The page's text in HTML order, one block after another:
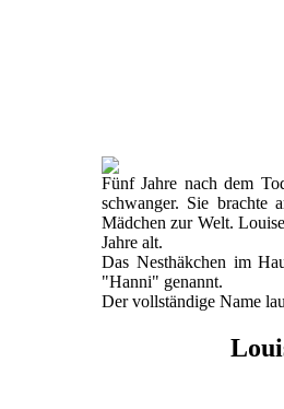
Fünf Jahre nach dem
schwanger. Sie brachte
Mädchen zur Welt.
Jahre alt.
Das Nesthäkchen im
"Hanni" genannt.
Der vollständige Name